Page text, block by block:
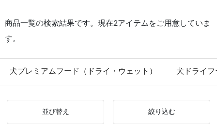
商品一覧の検索結果です。現在2アイテムをご用意していま
す。
犬プレミアムフード（ドライ・ウェット） 犬ドライフ
並び替え 絞り込む